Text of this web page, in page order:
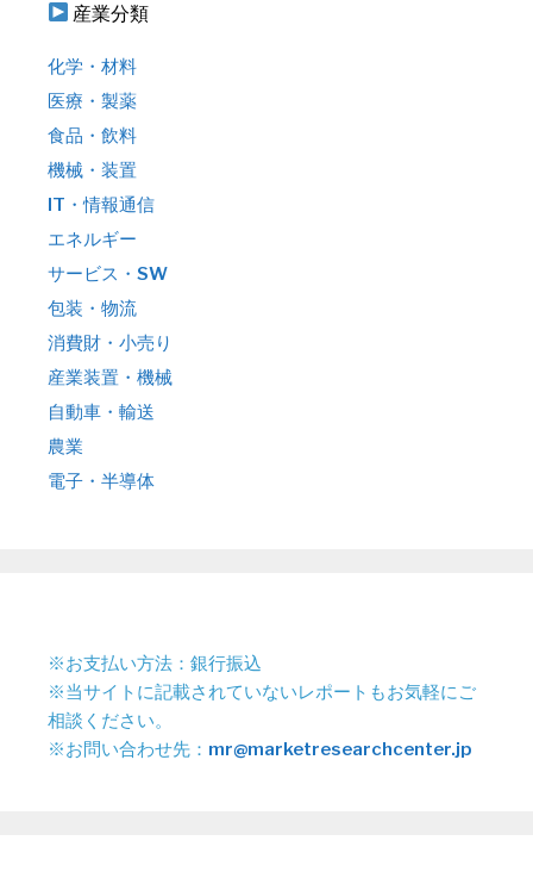
産業分類
化学・材料
医療・製薬
食品・飲料
機械・装置
IT・情報通信
エネルギー
サービス・SW
包装・物流
消費財・小売り
産業装置・機械
自動車・輸送
農業
電子・半導体
※お支払い方法：銀行振込
※当サイトに記載されていないレポートもお気軽にご
相談ください。
※お問い合わせ先： mr@marketresearchcenter.jp